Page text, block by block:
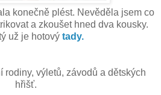
konečně plést. Nevěděla jsem co
a zkoušet hned dva kousky.
už je hotový tady.
rodiny, výletů, závodů a dětských
hřišť.